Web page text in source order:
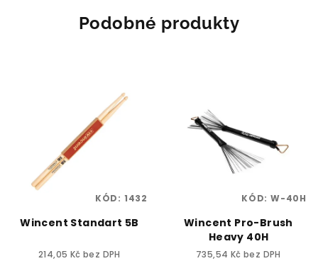
Podobné produkty
Wincent Standart 5B
214,05 Kč bez DPH
KÓD: 1432
Wincent Pro-Brush
Heavy 40H
735,54 Kč bez DPH
KÓD: W-40H